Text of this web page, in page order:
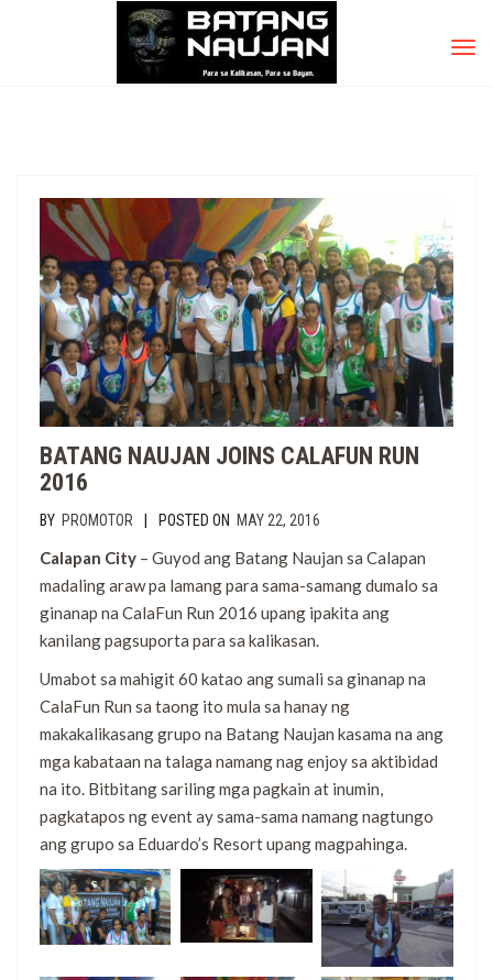
BATANG NAUJAN JOINS CALAFUN RUN
2016
BY PROMOTOR | POSTED ON MAY 22, 2016
Calapan City – Guyod ang Batang Naujan sa Calapan
madaling araw pa lamang para sama-samang dumalo sa
ginanap na CalaFun Run 2016 upang ipakita ang
kanilang pagsuporta para sa kalikasan.
Umabot sa mahigit 60 katao ang sumali sa ginanap na
CalaFun Run sa taong ito mula sa hanay ng
makakalikasang grupo na Batang Naujan kasama na ang
mga kabataan na talaga namang nag enjoy sa aktibidad
na ito. Bitbitang sariling mga pagkain at inumin,
pagkatapos ng event ay sama-sama namang nagtungo
ang grupo sa Eduardo’s Resort upang magpahinga.